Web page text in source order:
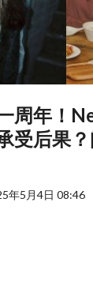
周年！
受后果
年5月4日 08:46